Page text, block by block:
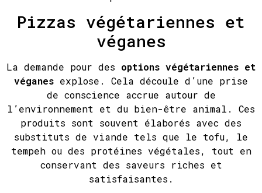
Pizzas végétariennes et
véganes
La demande pour des options végétariennes et
véganes explose. Cela découle d’une prise
de conscience accrue autour de
l’environnement et du bien-être animal. Ces
produits sont souvent élaborés avec des
substituts de viande tels que le tofu, le
tempeh ou des protéines végétales, tout en
conservant des saveurs riches et
satisfaisantes.